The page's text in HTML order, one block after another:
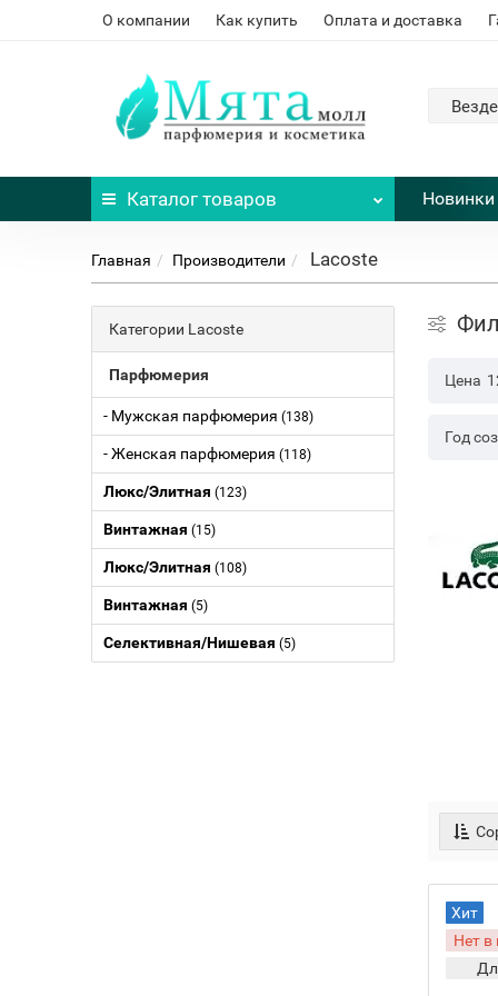
О компании Как купить Оплата и доставка
Везде
Каталог товаров Новинки
Главная Производители Lacoste
Категории Lacoste
Парфюмерия
- Мужская парфюмерия(138)
- Женская парфюмерия(118)
Люкс/Элитная (123)
Винтажная (15)
Люкс/Элитная (108)
Винтажная (5)
Селективная/Нишевая (5)
Цена
Год
Хит
Нет в